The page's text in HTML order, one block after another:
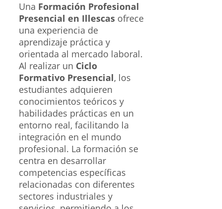
Una Formación Profesional
Presencial en Illescas ofrece
una experiencia de
aprendizaje práctica y
orientada al mercado laboral.
Al realizar un Ciclo
Formativo Presencial, los
estudiantes adquieren
conocimientos teóricos y
habilidades prácticas en un
entorno real, facilitando la
integración en el mundo
profesional. La formación se
centra en desarrollar
competencias específicas
relacionadas con diferentes
sectores industriales y